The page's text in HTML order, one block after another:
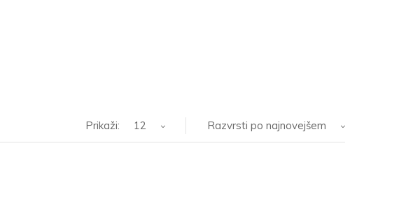
Razvrsti po najnovejšem
Prikaži: 12